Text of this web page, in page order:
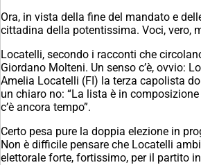
Ora, in vista della fine del mandato e
cittadina della potentissima. Voci, vero,
Locatelli, secondo i racconti che
Giordano Molteni. Un senso c’è, ovvio:
Amelia Locatelli (FI) la terza capolista
un chiaro no: “La lista è in
c’è ancora tempo”.
Certo pesa pure la doppia elezione in
Non è difficile pensare che Locatelli
elettorale forte, fortissimo, per il partito